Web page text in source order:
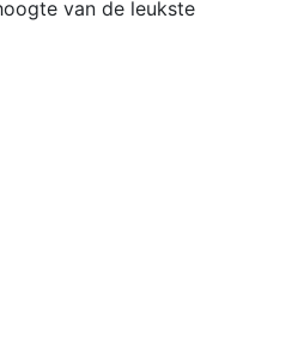
van de leukste